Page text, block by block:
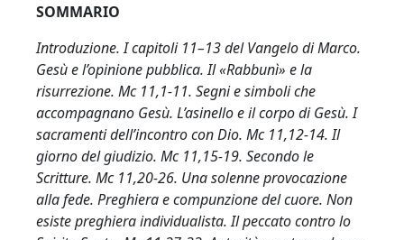
SOMMARIO
Introduzione. I capitoli 11–13 del Vangelo di Marco.
Gesù e l’opinione pubblica. Il «Rabbunì» e la
risurrezione. Mc 11,1-11. Segni e simboli che
accompagnano Gesù. L’asinello e il corpo di Gesù. I
sacramenti dell’incontro con Dio. Mc 11,12-14. Il
giorno del giudizio. Mc 11,15-19. Secondo le
Scritture. Mc 11,20-26. Una solenne provocazione
alla fede. Preghiera e compunzione del cuore. Non
esiste preghiera individualista. Il peccato contro lo